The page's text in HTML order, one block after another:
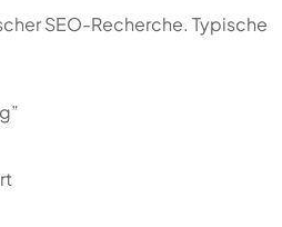
SEO-Recherche. Typische